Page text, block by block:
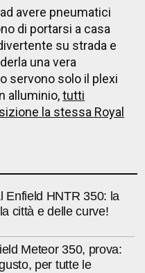
avere pneumatici
di portarsi a casa
su strada e
una vera
servono solo il plexi
alluminio,tutti
la stessa Royal
Enfield HNTR 350: la
città e delle curve!
Meteor 350, prova:
per tutte le